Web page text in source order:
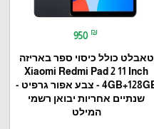
950 ₪
טאבלט כולל כיסוי ספר באריזה
Xiaomi Redmi Pad 2 11 Inch
4GB+128GB - צבע אפור גרפיט -
שנתיים אחריות יבואן רשמי
המילט